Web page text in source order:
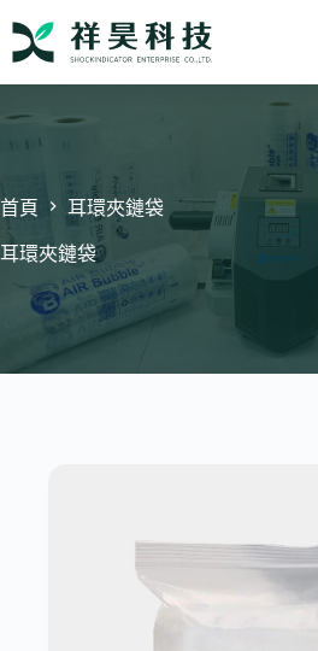
首頁 耳環夾鏈袋
耳環夾鏈袋